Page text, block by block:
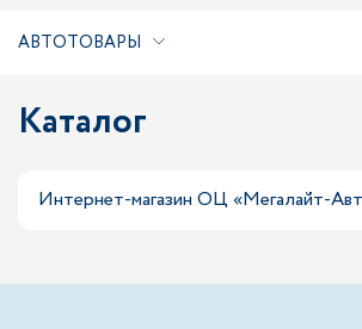
АВТОТОВАРЫ
Каталог
Интернет-магазин ОЦ «Мегалайт-